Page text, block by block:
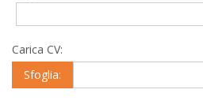
Carica CV:
Sfoglia: